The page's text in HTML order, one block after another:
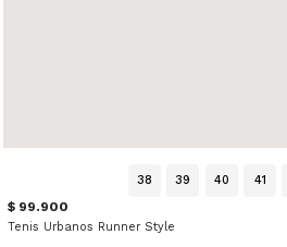
38 39 40 41
$ 99.900
Tenis Urbanos Runner Style